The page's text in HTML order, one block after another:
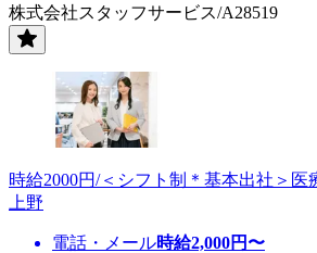
株式会社スタッフサービス/A28519
時給2000円/＜シフト制＊基本出社＞医
上野
電話・メール時給2,000円〜